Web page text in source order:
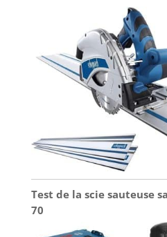
Test de la scie sauteuse
70